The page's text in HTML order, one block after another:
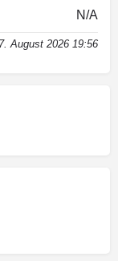
N/A
7. August 2026 19:56